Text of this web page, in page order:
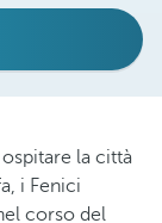
la città
i Fenici
corso del